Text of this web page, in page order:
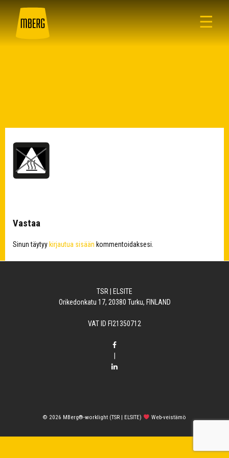
☰
Vastaa
Sinun täytyy kirjautua sisään kommentoidaksesi.
TSR | ELSITE
Orikedonkatu 17, 20380 Turku, FINLAND
VAT ID FI21350712
© 2026 MBerg®-worklight (TSR | ELSITE) Web-veistämö